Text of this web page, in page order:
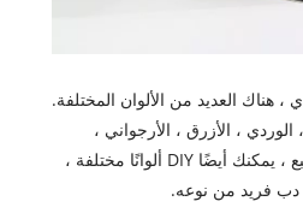
، هناك العديد من الألوان المختلفة.
، الأزرق ، الأرجواني ،
الأخضر ، الأسود ، إلخ. بالطبع ، يمكنك أيضًا DIY ألوانًا مختلفة ،
دب فريد من نوعه.